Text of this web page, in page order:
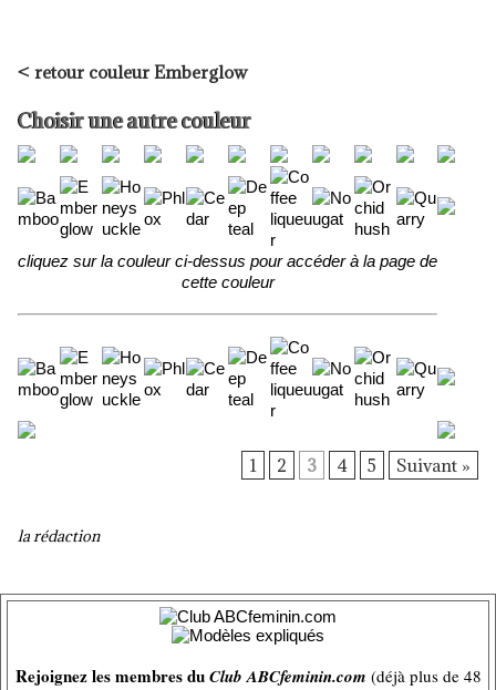
< retour couleur Emberglow
Choisir une autre couleur
cliquez sur la couleur ci-dessus pour accéder à la page de
cette couleur
1 2 3 4 5 Suivant »
la rédaction
Rejoignez les membres duClub ABCfeminin.com (déjà plus de 48